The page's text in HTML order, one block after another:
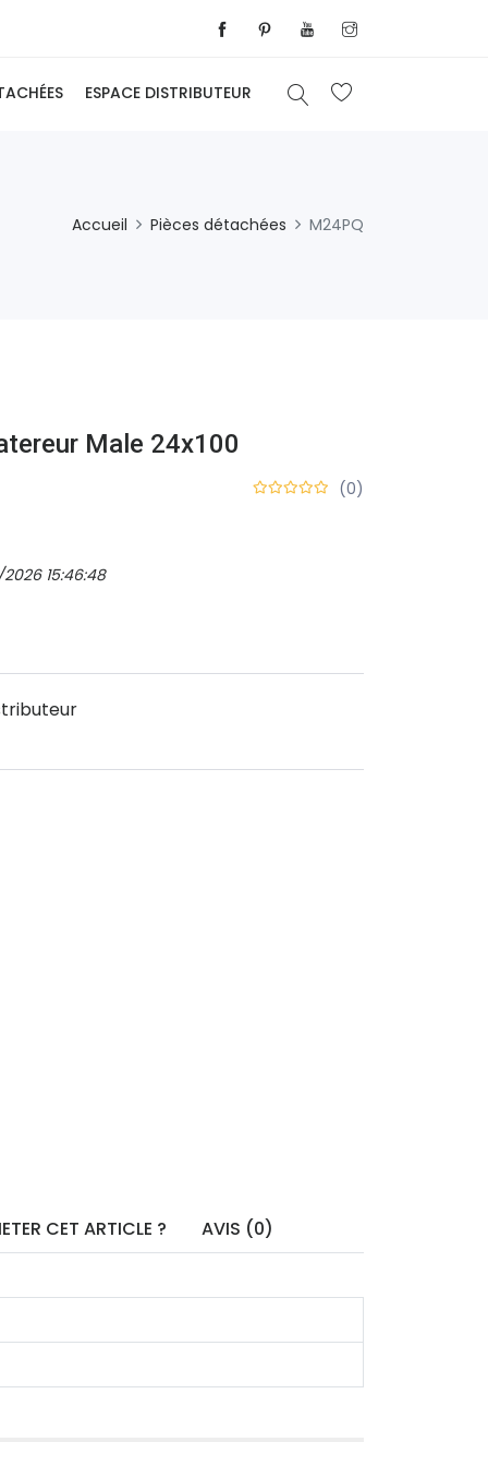
ESPACE DISTRIBUTEUR
Accueil Pièces détachées M24PQ
Male 24x100
(0)
15:46:48
CET ARTICLE ? AVIS (0)